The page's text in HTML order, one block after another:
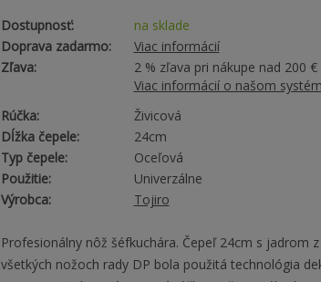
Dostupnosť:
na sklade
Doprava zadarmo:
Viac informácií
Zľava:
2 % zľava pri nákupe nad 200 €
Viac informácií o našom
Rúčka:
Živicová
Dĺžka čepele:
24cm
Typ čepele:
Oceľová
Použitie:
Univerzálne
Výrobca:
Tojiro
Profesionálny nôž šéfkuchára. Čepeľ 24cm s jadrom z
všetkých nožoch rady DP bola použitá technológia